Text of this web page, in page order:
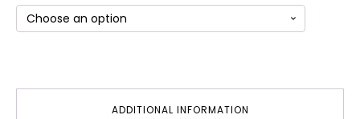
ADDITIONAL INFORMATION